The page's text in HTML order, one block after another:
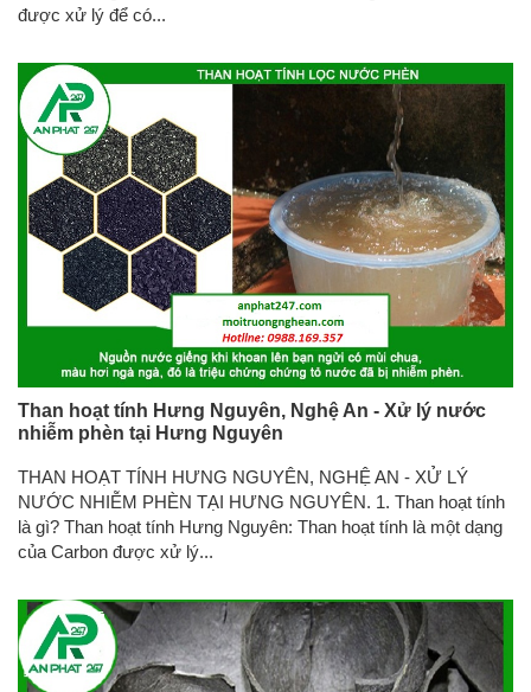
được xử lý để có...
Than hoạt tính Hưng Nguyên, Nghệ An - Xử lý nước
nhiễm phèn tại Hưng Nguyên
THAN HOẠT TÍNH HƯNG NGUYÊN, NGHỆ AN - XỬ LÝ
NƯỚC NHIỄM PHÈN TẠI HƯNG NGUYÊN. 1. Than hoạt tính
là gì? Than hoạt tính Hưng Nguyên: Than hoạt tính là một dạng
của Carbon được xử lý...